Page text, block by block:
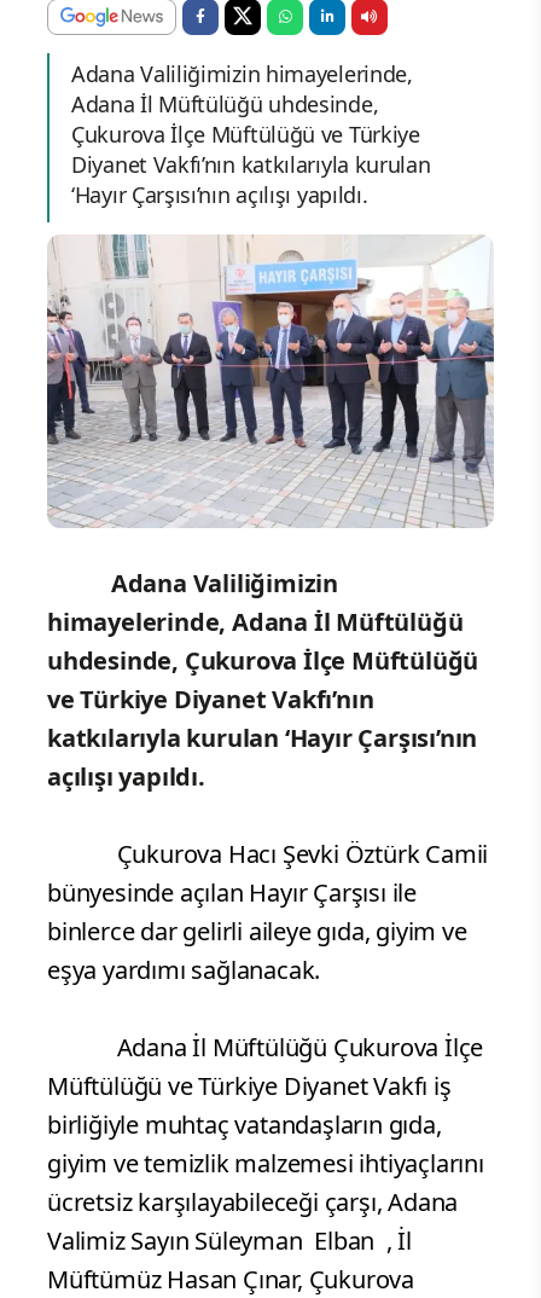
Adana Valiliğimizin himayelerinde,
Adana İl Müftülüğü uhdesinde,
Çukurova İlçe Müftülüğü ve Türkiye
Diyanet Vakfı’nın katkılarıyla kurulan
‘Hayır Çarşısı’nın açılışı yapıldı.
Adana Valiliğimizin
himayelerinde,Adana İl Müftülüğü
uhdesinde, Çukurova İlçe Müftülüğü
ve Türkiye Diyanet Vakfı’nın
katkılarıyla kurulan ‘Hayır Çarşısı’nın
açılışı yapıldı.
Çukurova Hacı Şevki Öztürk Camii
bünyesinde açılan Hayır Çarşısı ile
binlerce dar gelirli aileye gıda, giyim ve
eşya yardımı sağlanacak.
Adana İl Müftülüğü Çukurova İlçe
Müftülüğü ve Türkiye Diyanet Vakfı iş
birliğiyle muhtaç vatandaşların gıda,
giyim ve temizlik malzemesi ihtiyaçlarını
ücretsiz karşılayabileceği çarşı, Adana
Valimiz Sayın Süleyman Elban , İl
Müftümüz Hasan Çınar, Çukurova